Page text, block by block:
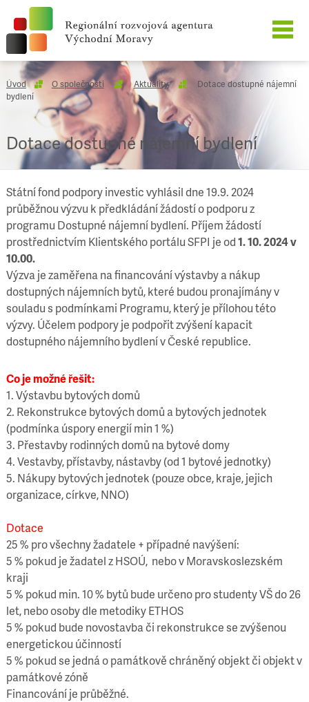
O SPOLEČNOSTI
NAŠE SLUŽBY
REFERENCE
KARIÉRA
KONTAKT
Úvod O společnosti Aktuality
Dotace dostupné nájemní
bydlení
Dotace dostupné nájemní bydlení
Státní fond podpory investic vyhlásil dne 19.9. 2024
průběžnou výzvu k předkládání žádostí o podporu z
programu Dostupné nájemní bydlení. Příjem žádostí
prostřednictvím Klientského portálu SFPI je od1. 10. 2024 v
10.00.
Výzva je zaměřena na financování výstavby a nákup
dostupných nájemních bytů, které budou pronajímány v
souladu s podmínkami Programu, který je přílohou této
výzvy. Účelem podpory je podpořit zvýšení kapacit
dostupného nájemního bydlení v České republice.
Co je možné řešit:
1. Výstavbu bytových domů
2. Rekonstrukce bytových domů a bytových jednotek
(podmínka úspory energií min 1 %)
3. Přestavby rodinných domů na bytové domy
4. Vestavby, přístavby, nástavby (od 1 bytové jednotky)
5. Nákupy bytových jednotek (pouze obce, kraje, jejich
organizace, církve, NNO)
Dotace
25 % pro všechny žadatele + případné navýšení:
5 % pokud je žadatel z HSOÚ, nebo v Moravskoslezském
kraji
5 % pokud min. 10 % bytů bude určeno pro studenty VŠ do 26
let, nebo osoby dle metodiky ETHOS
5 % pokud bude novostavba či rekonstrukce se zvýšenou
energetickou účinností
5 % pokud se jedná o památkově chráněný objekt či objekt v
památkové zóně
Financování je průběžné.